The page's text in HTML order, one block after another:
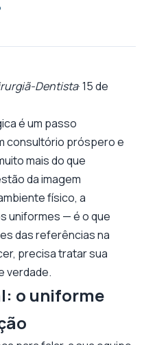
Dentista· 15 de
é um passo
consultório próspero e
mais do que
da imagem
físico, a
uniformes — é o que
das referências na
precisa tratar sua
verdade.
o uniforme